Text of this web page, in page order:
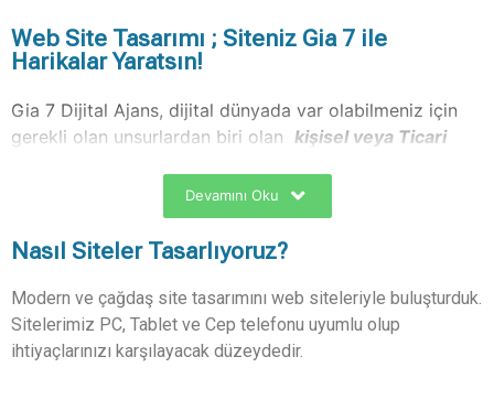
Web Site Tasarımı ; Siteniz Gia 7 ile
Harikalar Yaratsın!
Gia 7 Dijital Ajans, dijital dünyada var olabilmeniz için
gerekli olan unsurlardan biri olan kişisel veya Ticari
Gia 7 ile web siteniz sadece şık bir vitrin değil,
markanızı büyüten güçlü bir araç haline gelir. Modern
tasarım, yüksek hız, mobil uyumluluk ve SEO dostu
altyapı — hepsi bir arada!
Hayal ettiğiniz siteyi birlikte gerçeğe dönüştürelim.
Çünkü Gia 7 ilesıradan değil, dikkat çeken siteler
yapıyoruz. Kurumsal web site tasarımında uygun fiyatlı
Devamını Oku
Nasıl Siteler Tasarlıyoruz?
Modern ve çağdaş site tasarımını web siteleriyle buluşturduk.
Sitelerimiz PC, Tablet ve Cep telefonu uyumlu olup
ihtiyaçlarınızı karşılayacak düzeydedir.